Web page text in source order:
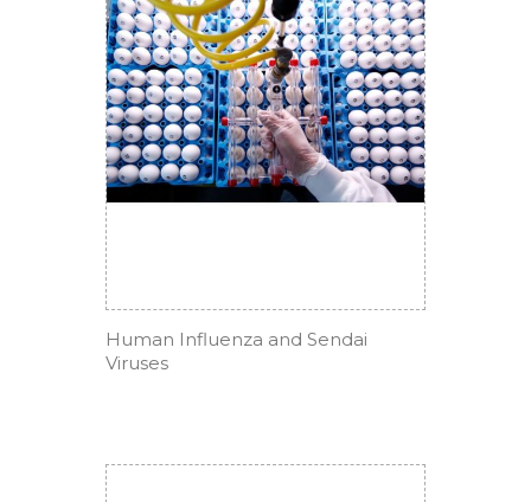
Human Influenza and Sendai
Viruses